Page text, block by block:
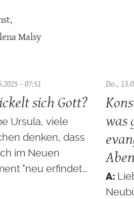
Malsy
- 07:51
sich Gott?
Ursula, viele
denken, dass
im Neuen
"neu erfindet…
Do.,
was